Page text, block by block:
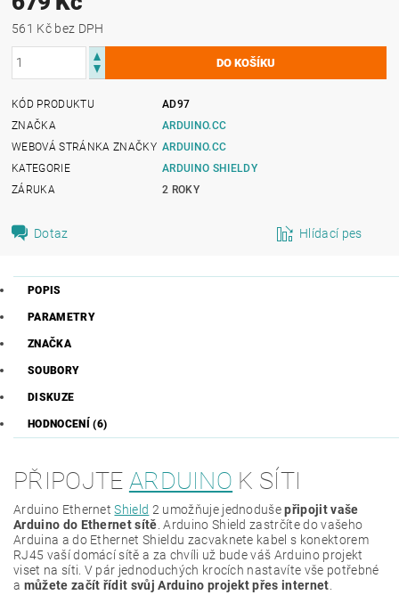
561 Kč bez DPH
KÓD PRODUKTU
AD97
ZNAČKA
ARDUINO.CC
WEBOVÁ STRÁNKA ZNAČKY ARDUINO.CC
KATEGORIE
ARDUINO SHIELDY
ZÁRUKA
2 ROKY
Dotaz Hlídací pes
POPIS
PARAMETRY
ZNAČKA
SOUBORY
DISKUZE
HODNOCENÍ (6)
PŘIPOJTE ARDUINO K SÍTI
Arduino EthernetShield 2 umožňuje jednodušepřipojit vaše
Arduino do Ethernet sítě. Arduino Shield zastrčíte do vašeho
Arduina a do Ethernet Shieldu zacvaknete kabel s konektorem
RJ45 vaší domácí sítě a za chvíli už bude váš Arduino projekt
viset na síti. V pár jednoduchých krocích nastavíte vše potřebné
a můžete začít řídit svůj Arduino projekt přes internet.